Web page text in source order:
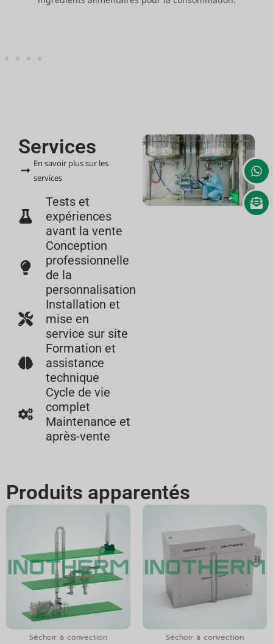
Services
En savoir plus sur les
services
Tests et
expériences
avant la vente
Conception
professionnelle
de la
personnalisation
Installation et
mise en
service sur site
Formation et
assistance
technique
Cycle de vie
complet
Maintenance et
après-vente
Produits apparentés
Séchoir à convection Séchoir à convection